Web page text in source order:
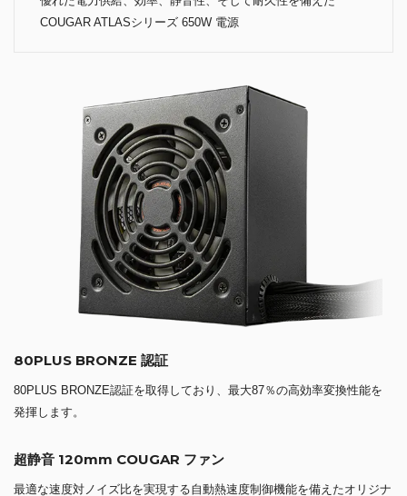
COUGAR ATLASシリーズ 650W 電源
80PLUS BRONZE 認証
80PLUS BRONZE認証を取得しており、最大87％の高効率変換性能を
発揮します。
超静音 120mm COUGAR ファン
最適な速度対ノイズ比を実現する自動熱速度制御機能を備えたオリジナ